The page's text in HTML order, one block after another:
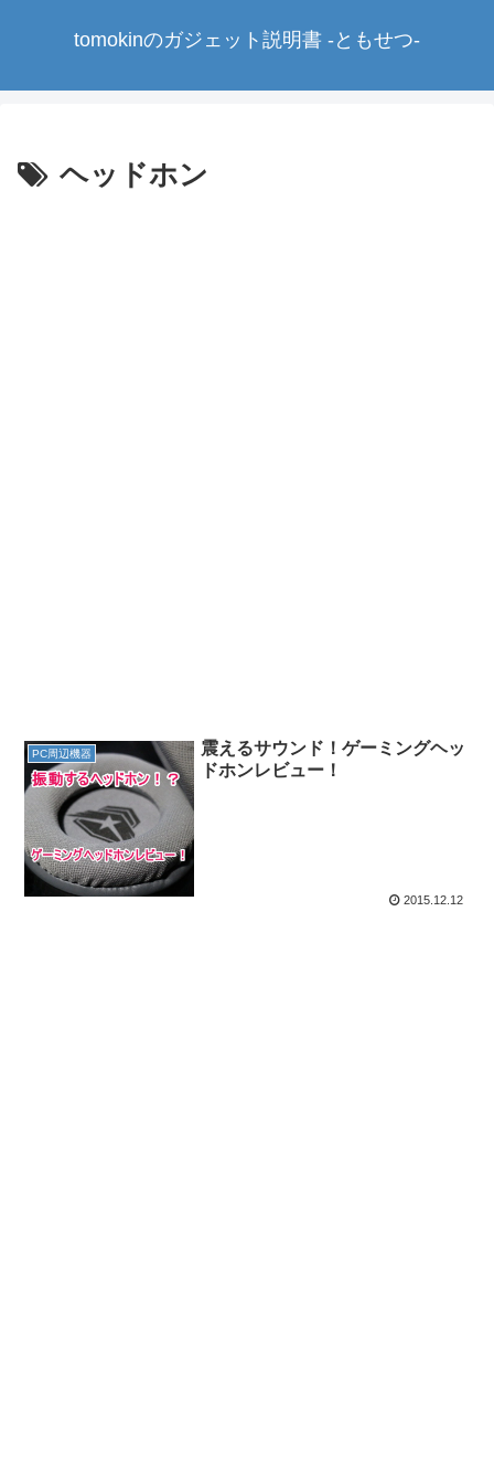
tomokinのガジェット説明書 -ともせつ-
ヘッドホン
PC周辺機器
震えるサウンド！ゲーミングヘッ
ドホンレビュー！
2015.12.12